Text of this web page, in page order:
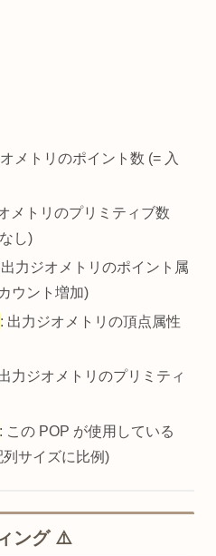
メトリのポイント数 (= 入
メトリのプリミティブ数
し)
出力ジオメトリのポイント属
ウント増加)
: 出力ジオメトリの頂点属性
力ジオメトリのプリミティ
: この POP が使用している
サイズに比例)
ング ⚠️